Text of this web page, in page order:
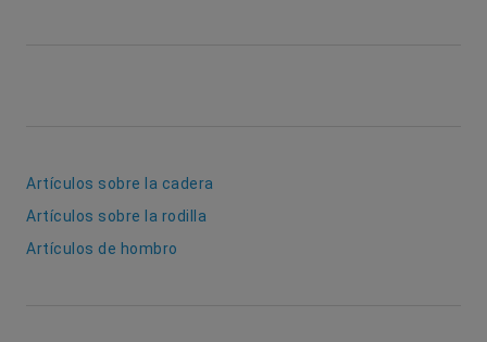
Artículos sobre la cadera
Artículos sobre la rodilla
Artículos de hombro